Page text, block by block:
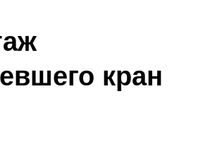
кран